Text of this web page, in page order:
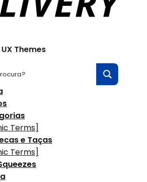
UX Themes
Terms]
e Taças
Terms]